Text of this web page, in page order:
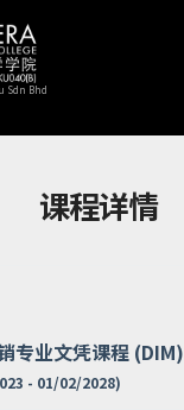
Sdn Bhd
课程详情
专业文凭课程 (DIM)
- 01/02/2028)